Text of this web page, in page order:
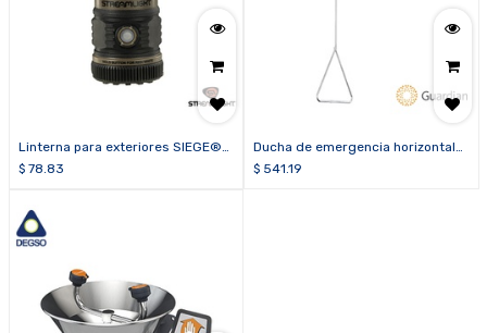
Linterna para exteriores SIEGE®
AA
$ 78.83
Ducha de emergencia horizontal
con cabeza plástica Guardian
$ 541.19